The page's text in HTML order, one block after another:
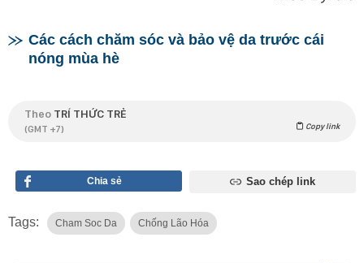
Các cách chăm sóc và bảo vệ da trước cái
nóng mùa hè
Theo TRÍ THỨC TRẺ
(GMT +7) Copy link
Chia sẻ Sao chép link
Tags: Cham Soc Da Chống Lão Hóa